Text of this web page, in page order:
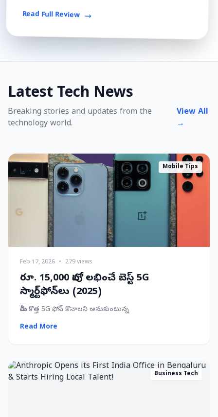
Read Full Review
Latest Tech News
Breaking stories and updates from the
technology world.
View All
→
Mobile Tips
Feb 17, 2026 • 279 views
రూ. 15,000 లోపు లభించే బెస్ట్ 5G
స్మార్ట్‌ఫోన్‌లు (2025)
మీరు కొత్త 5G ఫోన్ కొనాలని అనుకుంటున్న
Read More
Business Tech